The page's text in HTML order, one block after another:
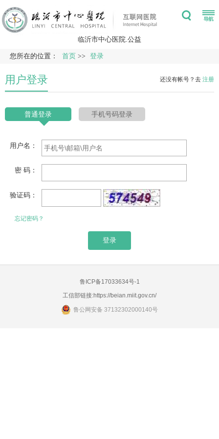
临沂市中心医院.公益
您所在的位置： 首页 >> 登录
还没有帐号？去 注册
用户登录
普通登录 手机号码登录
用户名：
密 码：
验证码：
忘记密码？
鲁ICP备17033634号-1
工信部链接:https://beian.miit.gov.cn/
鲁公网安备 37132302000140号